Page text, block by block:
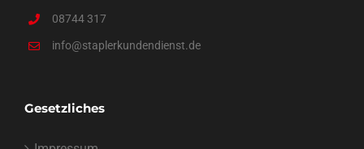
08744 317
info@staplerkundendienst.de
Gesetzliches